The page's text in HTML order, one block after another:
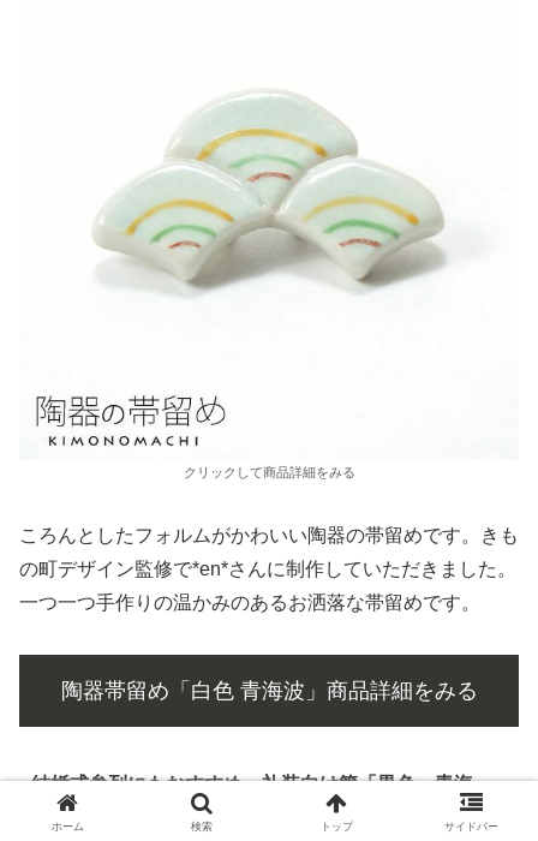
クリックして商品詳細をみる
ころんとしたフォルムがかわいい陶器の帯留めです。きも
の町デザイン監修で*en*さんに制作していただきました。
一つ一つ手作りの温かみのあるお洒落な帯留めです。
陶器帯留め「白色 青海波」商品詳細をみる
結婚式参列にもおすすめ。礼装向け簪「黒色 青海
波」
ホーム 検索 トップ サイドバー